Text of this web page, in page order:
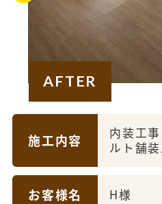
AFTER
施工内容
内装工
ルト舗
お客様名 H様